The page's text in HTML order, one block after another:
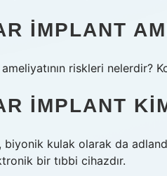
IMPLANT
riskleri nelerdir?
IMPLANT
biyonik kulak olarak da
bir tıbbi cihazdır.